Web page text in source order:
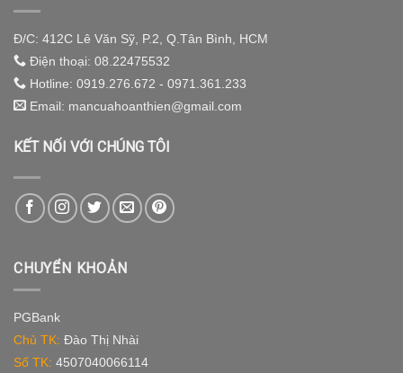
Đ/C: 412C Lê Văn Sỹ, P.2, Q.Tân Bình, HCM
Điện thoại: 08.22475532
Hotline: 0919.276.672 - 0971.361.233
Email: mancuahoanthien@gmail.com
KẾT NỐI VỚI CHÚNG TÔI
CHUYỂN KHOẢN
PGBank
Chủ TK: Đào Thị Nhài
Số TK: 4507040066114